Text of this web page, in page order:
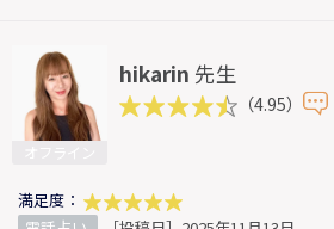
hikarin 先生
（4.95）
満足度：